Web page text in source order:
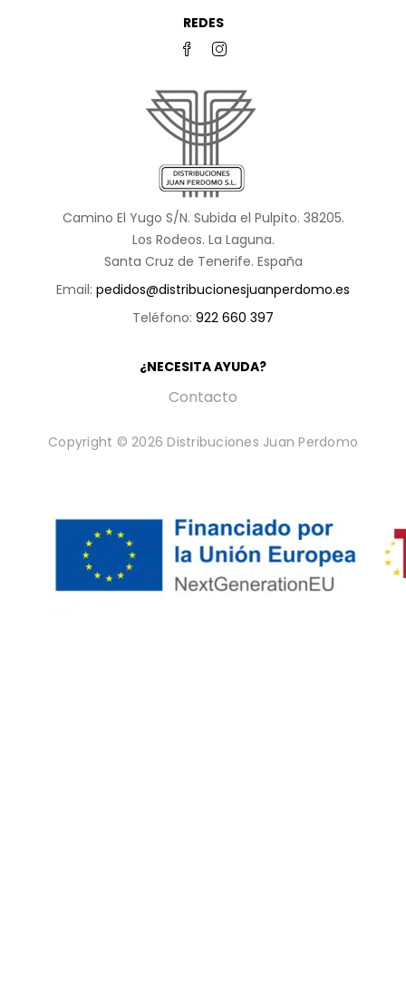
REDES
Camino El Yugo S/N. Subida el Pulpito. 38205.
Los Rodeos. La Laguna.
Santa Cruz de Tenerife. España
Email: pedidos@distribucionesjuanperdomo.es
Teléfono: 922 660 397
¿NECESITA AYUDA?
Contacto
Copyright © 2026 Distribuciones Juan Perdomo